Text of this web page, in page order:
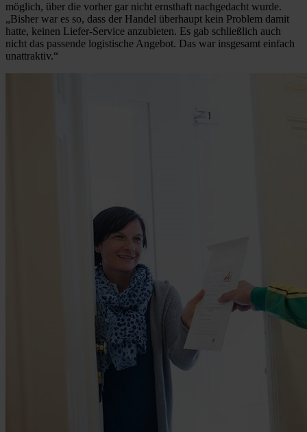
möglich, über die vorher gar nicht ernsthaft nachgedacht wurde.
„Bisher war es so, dass der Handel überhaupt kein Problem damit
hatte, keinen Liefer-Service anzubieten. Es gab schließlich auch
nicht das passende logistische Angebot. Das war insgesamt einfach
unattraktiv.“